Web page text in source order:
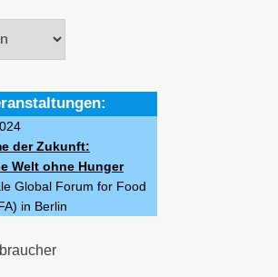
der Zukunft:
Welt ohne Hunger
Global Forum for Food
in Berlin